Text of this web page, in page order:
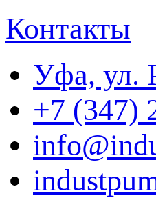
Контакты
Уфа, ул.
+7 (347)